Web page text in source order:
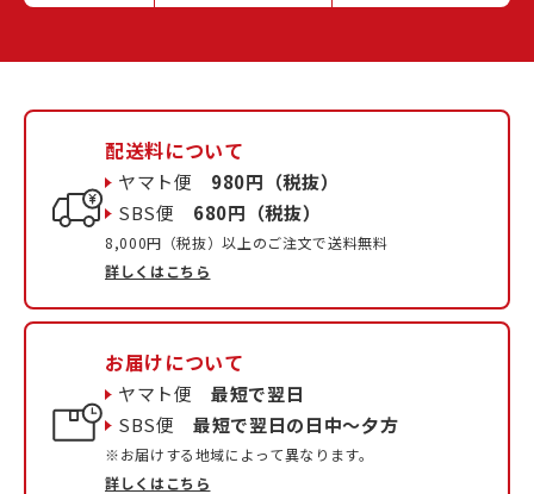
配送料について
ヤマト便 980円（税抜）
SBS便 680円（税抜）
8,000円（税抜）以上のご注文で送料無料
詳しくはこちら
お届けについて
ヤマト便最短で翌日
SBS便最短で翌日の日中〜夕方
※お届けする地域によって異なります。
詳しくはこちら